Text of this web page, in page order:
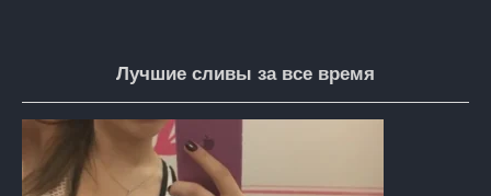
Лучшие сливы за все время